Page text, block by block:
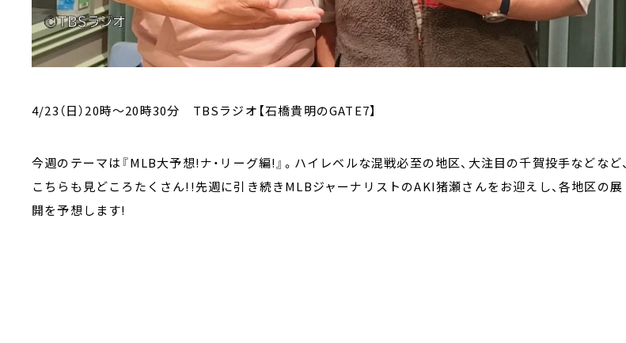
4/23（日）20時～20時30分 TBSラジオ【石橋貴明のGATE7】
今週のテーマは『MLB大予想!ナ・リーグ編!』。ハイレベルな混戦必至の地区、大注目の千賀投手などなど、
こちらも見どころたくさん!!先週に引き続きMLBジャーナリストのAKI猪瀬さんをお迎えし、各地区の展
開を予想します!